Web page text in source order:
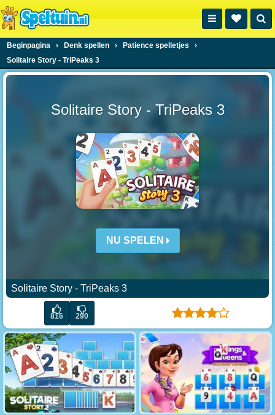
Beginpagina › Denk spellen › Patience spelletjes
›
Solitaire Story - TriPeaks 3
Solitaire Story - TriPeaks 3
NU SPELEN
Solitaire Story - TriPeaks 3
816 290